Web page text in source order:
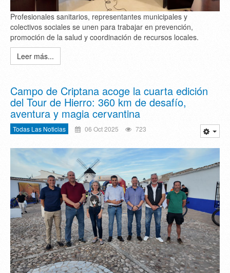
Profesionales sanitarios, representantes municipales y
colectivos sociales se unen para trabajar en prevención,
promoción de la salud y coordinación de recursos locales.
Leer más...
Campo de Criptana acoge la cuarta edición
del Tour de Hierro: 360 km de desafío,
aventura y magia cervantina
Todas Las Noticias 06 Oct 2025 723